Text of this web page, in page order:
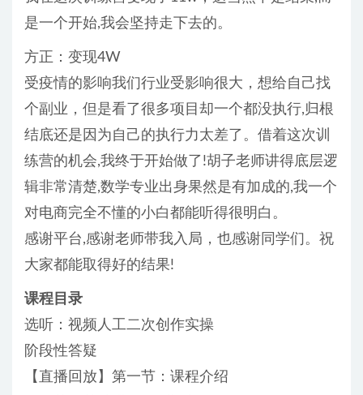
是一个开始,我会坚持走下去的。
方正：变现4W
受疫情的影响我们行业受影响很大，想给自己找
个副业，但是看了很多项目却一个都没执行,归根
结底还是因为自己的执行力太差了。借着这次训
练营的机会,我终于开始做了!胡子老师讲得底层逻
辑非常清楚,数学专业出身果然是有加成的,我一个
对电商完全不懂的小白都能听得很明白。
感谢平台,感谢老师带我入局，也感谢同学们。祝
大家都能取得好的结果!
课程目录
选听：视频人工二次创作实操
阶段性答疑
【直播回放】第一节：课程介绍